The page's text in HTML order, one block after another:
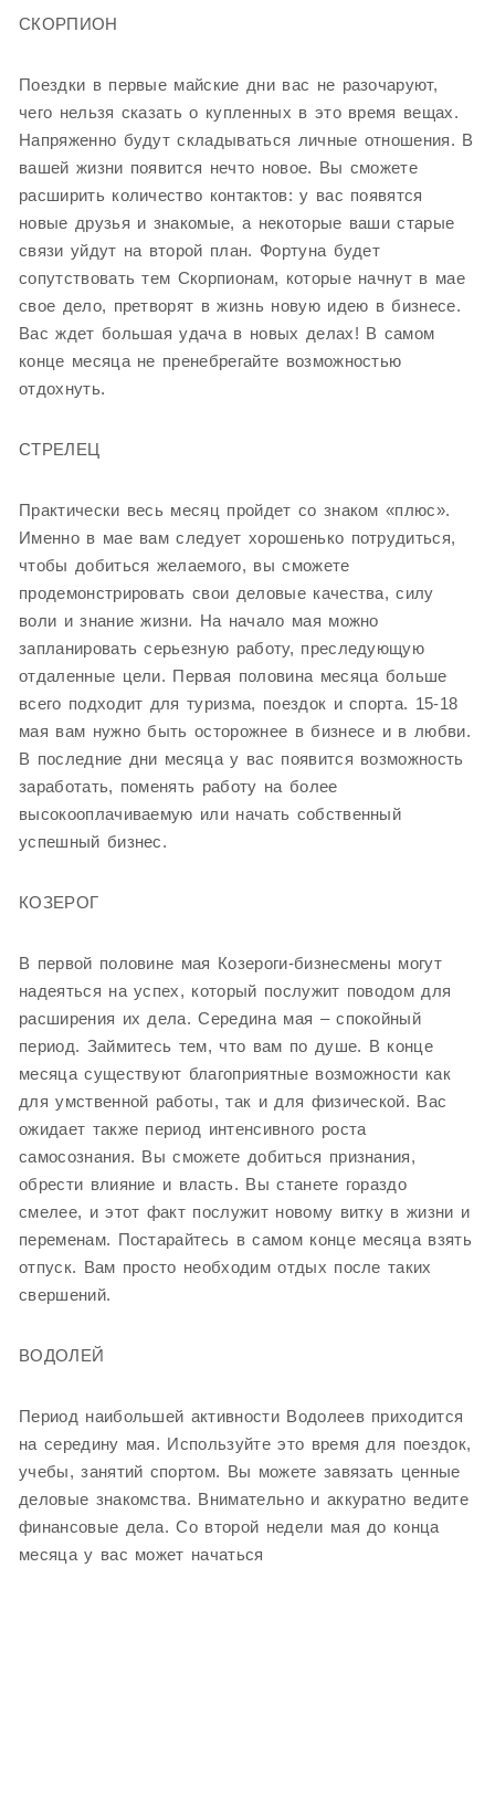
СКОРПИОН
Поездки в первые майские дни вас не разочаруют,
чего нельзя сказать о купленных в это время вещах.
Напряженно будут складываться личные отношения. В
вашей жизни появится нечто новое. Вы сможете
расширить количество контактов: у вас появятся
новые друзья и знакомые, а некоторые ваши старые
связи уйдут на второй план. Фортуна будет
сопутствовать тем Скорпионам, которые начнут в мае
свое дело, претворят в жизнь новую идею в бизнесе.
Вас ждет большая удача в новых делах! В самом
конце месяца не пренебрегайте возможностью
отдохнуть.
СТРЕЛЕЦ
Практически весь месяц пройдет со знаком «плюс».
Именно в мае вам следует хорошенько потрудиться,
чтобы добиться желаемого, вы сможете
продемонстрировать свои деловые качества, силу
воли и знание жизни. На начало мая можно
запланировать серьезную работу, преследующую
отдаленные цели. Первая половина месяца больше
всего подходит для туризма, поездок и спорта. 15-18
мая вам нужно быть осторожнее в бизнесе и в любви.
В последние дни месяца у вас появится возможность
заработать, поменять работу на более
высокооплачиваемую или начать собственный
успешный бизнес.
КОЗЕРОГ
В первой половине мая Козероги-бизнесмены могут
надеяться на успех, который послужит поводом для
расширения их дела. Середина мая – спокойный
период. Займитесь тем, что вам по душе. В конце
месяца существуют благоприятные возможности как
для умственной работы, так и для физической. Вас
ожидает также период интенсивного роста
самосознания. Вы сможете добиться признания,
обрести влияние и власть. Вы станете гораздо
смелее, и этот факт послужит новому витку в жизни и
переменам. Постарайтесь в самом конце месяца взять
отпуск. Вам просто необходим отдых после таких
свершений.
ВОДОЛЕЙ
Период наибольшей активности Водолеев приходится
на середину мая. Используйте это время для поездок,
учебы, занятий спортом. Вы можете завязать ценные
деловые знакомства. Внимательно и аккуратно ведите
финансовые дела. Со второй недели мая до конца
месяца у вас может начаться